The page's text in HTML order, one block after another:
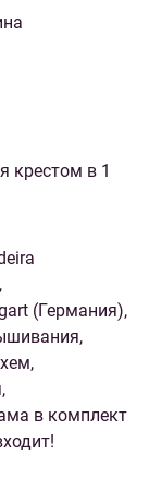
крестом в 1
(Германия),
в комплект